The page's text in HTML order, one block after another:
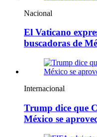
Nacional
El Vaticano
buscadoras de
Internacional
Trump dice que
México se